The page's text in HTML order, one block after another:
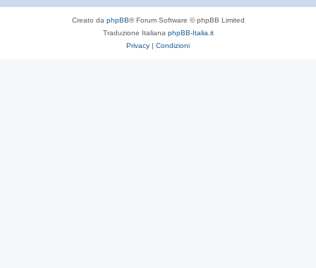
Creato da phpBB® Forum Software © phpBB Limited
Traduzione Italiana phpBB-Italia.it
Privacy | Condizioni